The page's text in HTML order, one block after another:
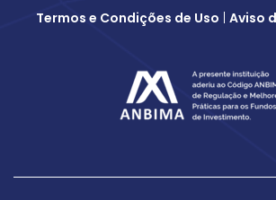
Termos e Condições de Uso Aviso